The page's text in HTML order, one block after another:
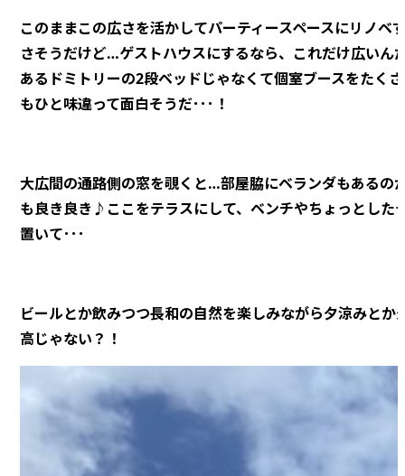
このままこの広さを活かしてパーティースペースにリノベ
さそうだけど…ゲストハウスにするなら、これだけ広いん
あるドミトリーの2段ベッドじゃなくて個室ブースをたく
もひと味違って面白そうだ･･･！
大広間の通路側の窓を覗くと…部屋脇にベランダもあるの
も良き良き♪ここをテラスにして、ベンチやちょっとした
置いて･･･
ビールとか飲みつつ長和の自然を楽しみながら夕涼みとか
高じゃない？！